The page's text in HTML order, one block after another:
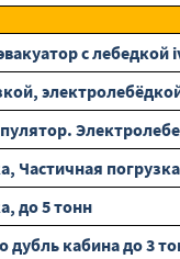
с
Частичная
до 5 тонн
дубль кабина до 3